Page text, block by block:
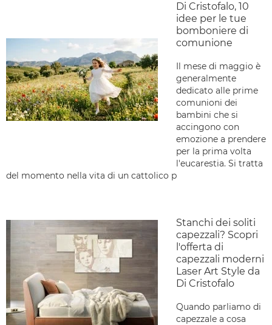
Di Cristofalo, 10
idee per le tue
bomboniere di
comunione
Il mese di maggio è
generalmente
dedicato alle prime
comunioni dei
bambini che si
accingono con
emozione a prendere
per la prima volta
l'eucarestia. Si tratta
del momento nella vita di un cattolico p
Stanchi dei soliti
capezzali? Scopri
l'offerta di
capezzali moderni
Laser Art Style da
Di Cristofalo
Quando parliamo di
capezzale a cosa